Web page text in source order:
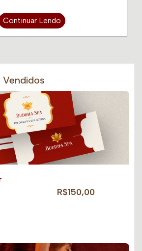
Continuar Lendo
R$150,00